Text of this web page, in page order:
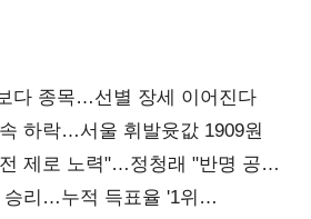
다 종목…선별 장세 이어진다
하락…서울 휘발윳값 1909원
제로 노력"…정청래 "반명 공세
승리…누적 득표율 '1위